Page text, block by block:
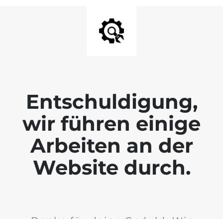
Entschuldigung,
wir führen einige
Arbeiten an der
Website durch.